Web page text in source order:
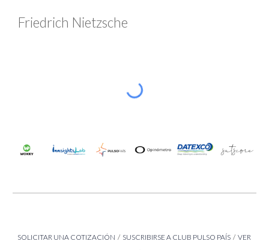
Friedrich Nietzsche
SOLICITAR UNA COTIZACIÓN / SUSCRIBIRSEA CLUB PULSO PAÍS / VER